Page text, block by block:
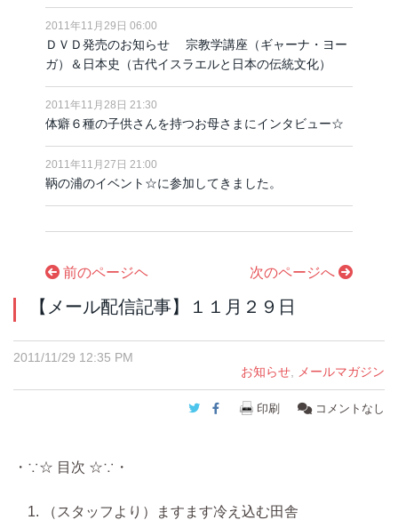
2011年11月29日 06:00
ＤＶＤ発売のお知らせ 宗教学講座（ギャーナ・ヨー
ガ）＆日本史（古代イスラエルと日本の伝統文化）
2011年11月28日 21:30
体癖６種の子供さんを持つお母さまにインタビュー☆
2011年11月27日 21:00
鞆の浦のイベント☆に参加してきました。
前のページヘ 次のページへ
【メール配信記事】１１月２９日
2011/11/29 12:35 PM
お知らせ
メールマガジン
Twitter
Facebook
印刷 コメントなし
・∵☆ 目次 ☆∵・
1. （スタッフより）ますます冷え込む田舎